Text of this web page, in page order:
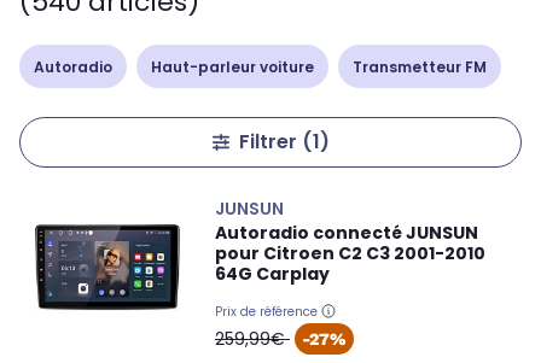
Autoradio Haut-parleur voiture Transmetteur FM
Filtrer (1)
JUNSUN
Autoradio connecté JUNSUN
pour Citroen C2 C3 2001-2010
64G Carplay
Prix de référence
oldPrice
259,99€ -27%